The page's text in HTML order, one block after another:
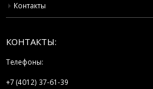
Контакты
КОНТАКТЫ:
Телефоны:
+7 (4012) 37-61-39